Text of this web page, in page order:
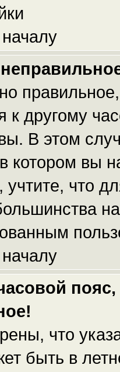
к другому
В этом
котором вы
что
что
быть в